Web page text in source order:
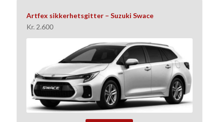
Artfex sikkerhetsgitter – Suzuki Swace
Kr. 2.600